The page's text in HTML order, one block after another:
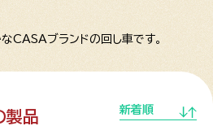
CASAブランドの回し車です。
製品 新着順